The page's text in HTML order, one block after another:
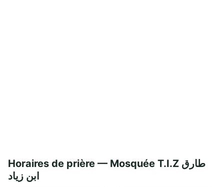
Horaires de prière — Mosquée T.I.Z طارق
ابن زياد